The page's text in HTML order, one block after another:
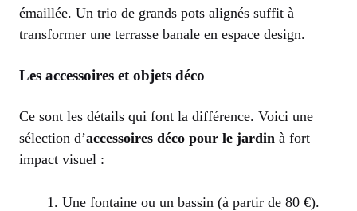
émaillée. Un trio de grands pots alignés suffit à
transformer une terrasse banale en espace design.
Les accessoires et objets déco
Ce sont les détails qui font la différence. Voici une
sélection d’accessoires déco pour le jardin à fort
impact visuel :
Une fontaine ou un bassin (à partir de 80 €).